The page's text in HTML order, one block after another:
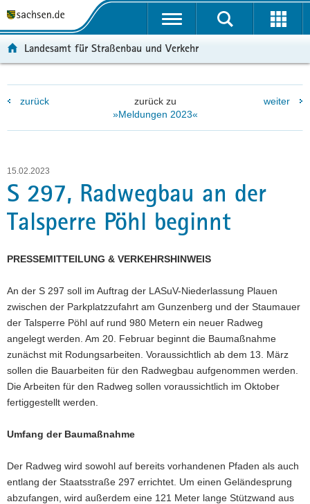
t
l
e
g
r
e
i
f
n
e
N
a
v
i
g
a
t
o
t
l
v
g
a
t
i
o
p
i
a
t
t
r
n
o
r
m
a
t
o
t
r
e
e
i
c
h
Landesamt für Straßenbau und Verkehr
zurück
zurück zu
»Meldungen 2023«
weiter
15.02.2023
S 297, Radwegbau an der
Talsperre Pöhl beginnt
PRESSEMITTEILUNG & VERKEHRSHINWEIS
An der S 297 soll im Auftrag der LASuV-Niederlassung Plauen
zwischen der Parkplatzzufahrt am Gunzenberg und der Staumauer
der Talsperre Pöhl auf rund 980 Metern ein neuer Radweg
angelegt werden. Am 20. Februar beginnt die Baumaßnahme
zunächst mit Rodungsarbeiten. Voraussichtlich ab dem 13. März
sollen die Bauarbeiten für den Radwegbau aufgenommen werden.
Die Arbeiten für den Radweg sollen voraussichtlich im Oktober
fertiggestellt werden.
Umfang der Baumaßnahme
Der Radweg wird sowohl auf bereits vorhandenen Pfaden als auch
entlang der Staatsstraße 297 errichtet. Um einen Geländesprung
abzufangen, wird außerdem eine 121 Meter lange Stützwand aus